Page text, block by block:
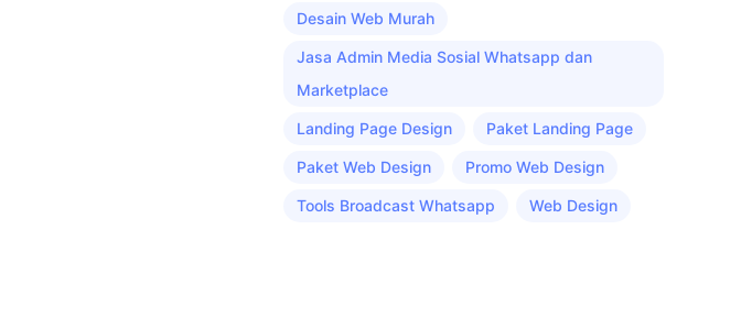
Desain Web Murah
Jasa Admin Media Sosial Whatsapp dan
Marketplace
Landing Page Design Paket Landing Page
Paket Web Design Promo Web Design
Tools Broadcast Whatsapp Web Design